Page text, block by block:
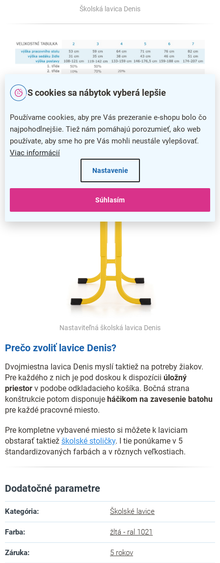
S cookies sa nábytok vyberá lepšie
Používame cookies, aby pre Vás prezeranie e-shopu bolo čo
najpohodlnejšie. Tiež nám pomáhajú porozumieť, ako web
používate, aby sme ho pre Vás mohli neustále vylepšovať.
Viac informácií
Nastavenie
Súhlasím
Školská lavica Denis
Veľkostná tabuľka školského nábytku s percentuálnym využitím v
jednotlivých triedach
Nastaviteľná školská lavica Denis
Prečo zvoliť lavice Denis?
Dvojmiestna lavica Denis myslí taktiež na potreby žiakov.
Pre každého z nich je pod doskou k dispozícii úložný
priestor v podobe odkladacieho košíka. Bočná strana
konštrukcie potom disponuje háčikom na zavesenie batohu
pre každé pracovné miesto.
Pre kompletne vybavené miesto si môžete k laviciam
obstarať taktiež školské stoličky. I tie ponúkame v 5
štandardizovaných farbách a v rôznych veľkostiach.
Dodatočné parametre
Kategória: Školské lavice
Farba: žltá - ral 1021
Záruka: 5 rokov